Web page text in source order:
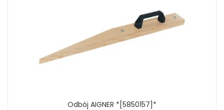
Odbój AIGNER *[5850157]*